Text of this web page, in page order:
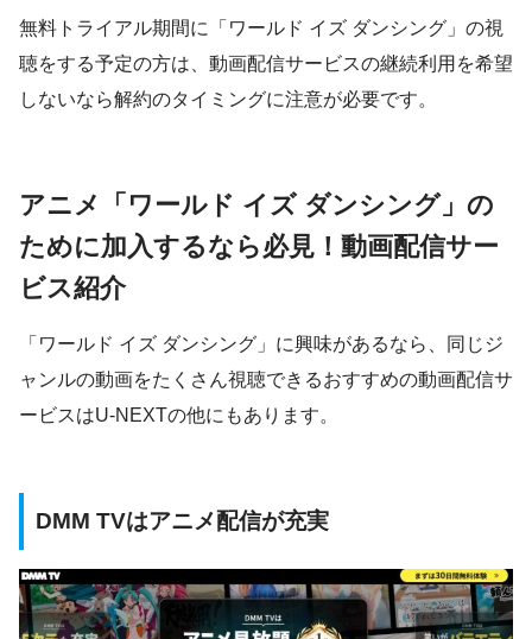
無料トライアル期間に「ワールド イズ ダンシング」の視
聴をする予定の方は、動画配信サービスの継続利用を希望
しないなら解約のタイミングに注意が必要です。
アニメ「ワールド イズ ダンシング」の
ために加入するなら必見！動画配信サー
ビス紹介
「ワールド イズ ダンシング」に興味があるなら、同じジ
ャンルの動画をたくさん視聴できるおすすめの動画配信サ
ービスはU-NEXTの他にもあります。
DMM TVはアニメ配信が充実